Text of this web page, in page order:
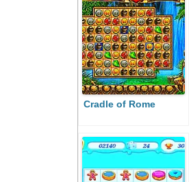
Cradle of Rome